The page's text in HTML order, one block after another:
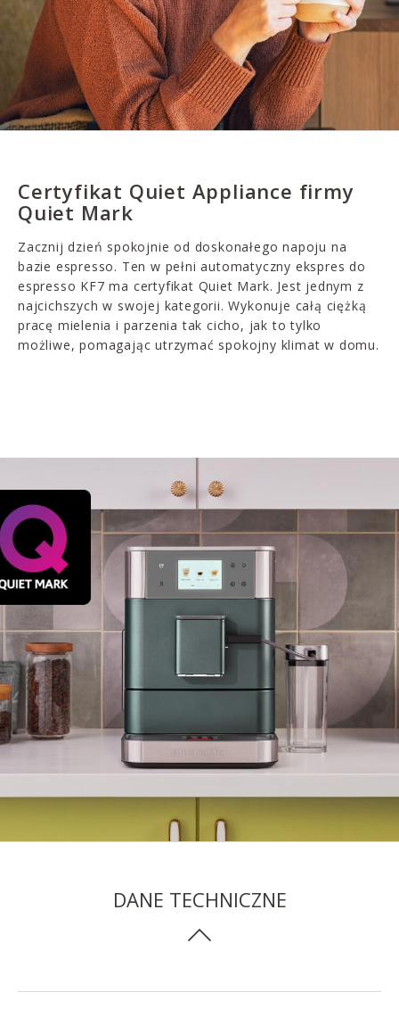
Certyfikat Quiet Appliance firmy
Quiet Mark
Zacznij dzień spokojnie od doskonałego napoju na
bazie espresso. Ten w pełni automatyczny ekspres do
espresso KF7 ma certyfikat Quiet Mark. Jest jednym z
najcichszych w swojej kategorii. Wykonuje całą ciężką
pracę mielenia i parzenia tak cicho, jak to tylko
możliwe, pomagając utrzymać spokojny klimat w domu.
DANE TECHNICZNE